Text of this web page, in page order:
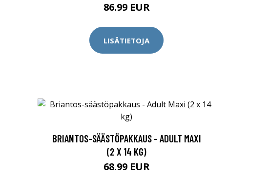
86.99 EUR
LISÄTIETOJA
BRIANTOS-SÄÄSTÖPAKKAUS - ADULT MAXI
(2 X 14 KG)
68.99 EUR